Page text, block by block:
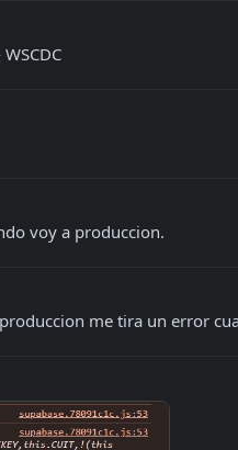
voy a produccion.
me tira un error